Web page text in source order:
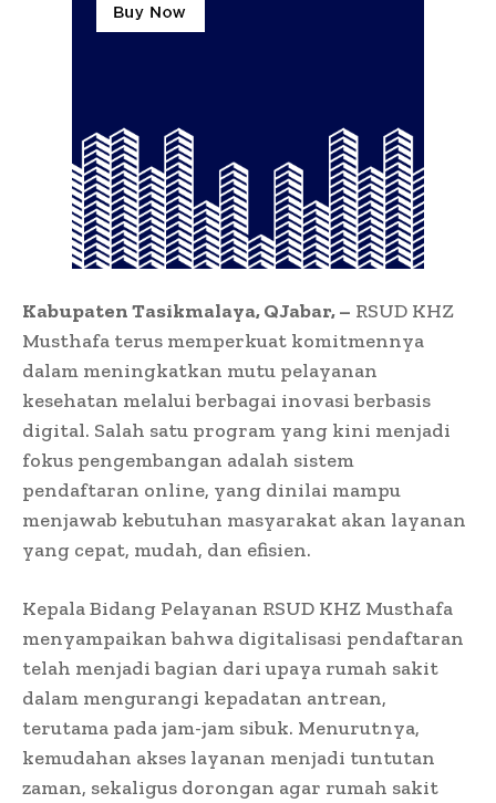
Kabupaten Tasikmalaya, QJabar, – RSUD KHZ
Musthafa terus memperkuat komitmennya
dalam meningkatkan mutu pelayanan
kesehatan melalui berbagai inovasi berbasis
digital. Salah satu program yang kini menjadi
fokus pengembangan adalah sistem
pendaftaran online, yang dinilai mampu
menjawab kebutuhan masyarakat akan layanan
yang cepat, mudah, dan efisien.
Kepala Bidang Pelayanan RSUD KHZ Musthafa
menyampaikan bahwa digitalisasi pendaftaran
telah menjadi bagian dari upaya rumah sakit
dalam mengurangi kepadatan antrean,
terutama pada jam-jam sibuk. Menurutnya,
kemudahan akses layanan menjadi tuntutan
zaman, sekaligus dorongan agar rumah sakit